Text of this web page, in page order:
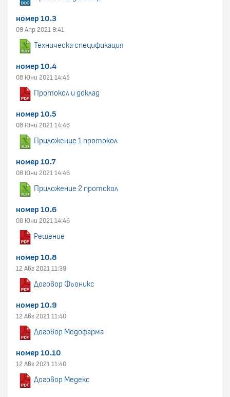
номер 10.3
09 Апр 2021 9:41
Техническа спецификация
номер 10.4
08 Юни 2021 14:45
Протокол и доклад
номер 10.5
08 Юни 2021 14:46
Приложение 1 протокол
номер 10.7
08 Юни 2021 14:46
Приложение 2 протокол
номер 10.6
08 Юни 2021 14:46
Решение
номер 10.8
12 Авг 2021 11:39
Договор Фьоникс
номер 10.9
12 Авг 2021 11:40
Договор Медофарма
номер 10.10
12 Авг 2021 11:40
Договор Медекс